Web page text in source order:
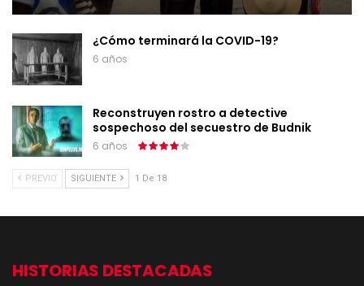
¿Cómo terminará la COVID-19?
6 años
Reconstruyen rostro a detective
sospechoso del secuestro de Budnik
6 años
PREVIO SIGUIENTE 1 De 18
HISTORIAS DESTACADAS